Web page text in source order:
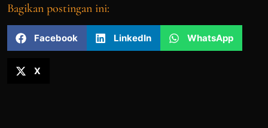
Bagikan postingan ini:
Facebook LinkedIn WhatsApp
X